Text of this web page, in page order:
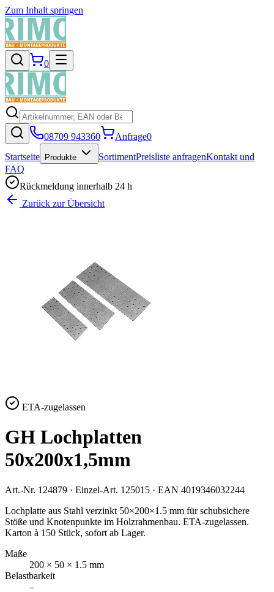
Zum Inhalt springen
0
08709 943360 Anfrage0
Startseite
Produkte SortimentPreisliste anfragenKontakt und
FAQ
Rückmeldung innerhalb 24 h
Zurück zur Übersicht
ETA-zugelassen
GH Lochplatten
50x200x1,5mm
Art.-Nr. 124879 · Einzel-Art. 125015 · EAN 4019346032244
Lochplatte aus Stahl verzinkt 50×200×1.5 mm für schubsichere
Stöße und Knotenpunkte im Holzrahmenbau. ETA-zugelassen.
Karton à 150 Stück, sofort ab Lager.
Maße
200 × 50 × 1.5 mm
Belastbarkeit
–